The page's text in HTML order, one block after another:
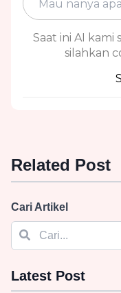
Saat ini AI
silahkan
Related Post